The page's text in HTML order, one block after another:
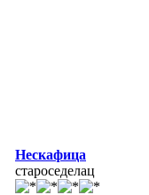
Нескафица
староседелац